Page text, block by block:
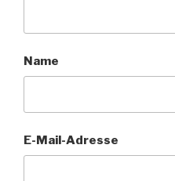
Name
E-Mail-Adresse